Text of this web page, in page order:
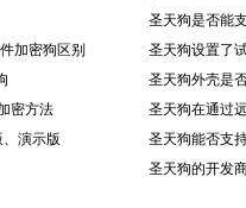
加密狗区别
密方法
演示版
圣天狗是否能
圣天狗设置了
圣天狗外壳是
圣天狗在通过
圣天狗能否支
圣天狗的开发